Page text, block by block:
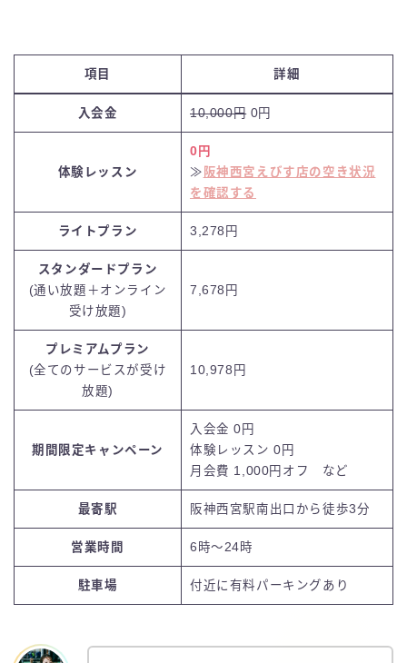
項目 詳細
入会金 10,000円0円
体験レッスン
0円
≫ 阪神西宮えびす店の空き状況
を確認する
ライトプラン 3,278円
スタンダードプラン
(通い放題＋オンライン
受け放題)
7,678円
プレミアムプラン
(全てのサービスが受け
放題)
10,978円
期間限定キャンペーン
入会金 0円
体験レッスン 0円
月会費 1,000円オフ
など
最寄駅 阪神西宮駅南出口から徒歩3分
営業時間 6時〜24時
駐車場 付近に有料パーキングあり